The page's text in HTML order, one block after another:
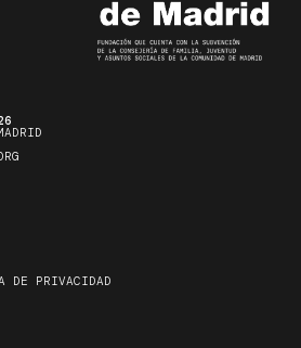
DE PRIVACIDAD